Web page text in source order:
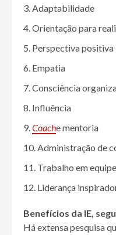
Adaptabilidade
Orientação para
Perspectiva positiva
Empatia
Consciência
Influência
Coache mentoria
Administração de
Trabalho em equipe
Liderança
Benefícios da IE,
Há extensa pesquisa